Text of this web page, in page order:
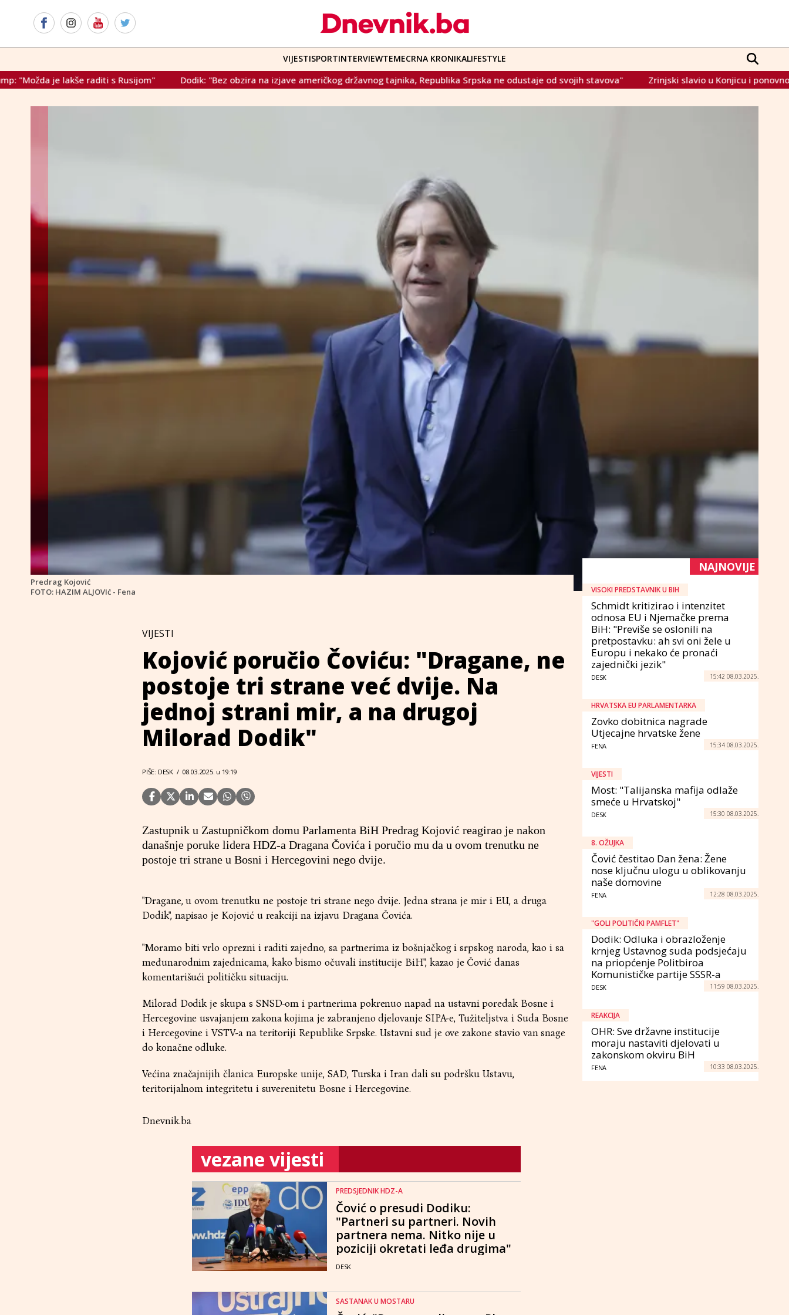
VIJESTISPORTINTERVIEWTEMECRNA KRONIKALIFESTYLE
raditi s Rusijom" Dodik: "Bez obzira na izjave američkog državnog tajnika, Republika Srpska ne odustaje od svojih stavova" Zrinjski slavio u Konjicu i ponovno pobjegao Borcu na
Predrag Kojović
FOTO: HAZIM ALJOVIć - Fena
VIJESTI
Kojović poručio Čoviću: "Dragane, ne
postoje tri strane već dvije. Na
jednoj strani mir, a na drugoj
Milorad Dodik"
PIŠE: DESK / 08.03.2025. u 19:19
Zastupnik u Zastupničkom domu Parlamenta BiH Predrag Kojović reagirao je nakon
današnje poruke lidera HDZ-a Dragana Čovića i poručio mu da u ovom trenutku ne
postoje tri strane u Bosni i Hercegovini nego dvije.
"Dragane, u ovom trenutku ne postoje tri strane nego dvije. Jedna strana je mir i EU, a druga
Dodik", napisao je Kojović u reakciji na izjavu Dragana Čovića.
"Moramo biti vrlo oprezni i raditi zajedno, sa partnerima iz bošnjačkog i srpskog naroda, kao i sa
međunarodnim zajednicama, kako bismo očuvali institucije BiH", kazao je Čović danas
komentarišući političku situaciju.
Milorad Dodik je skupa s SNSD-om i partnerima pokrenuo napad na ustavni poredak Bosne i
Hercegovine usvajanjem zakona kojima je zabranjeno djelovanje SIPA-e, Tužiteljstva i Suda Bosne
i Hercegovine i VSTV-a na teritoriji Republike Srpske. Ustavni sud je ove zakone stavio van snage
do konačne odluke.
Većina značajnijih članica Europske unije, SAD, Turska i Iran dali su podršku Ustavu,
teritorijalnom integritetu i suverenitetu Bosne i Hercegovine.
Dnevnik.ba
vezane vijesti
PREDSJEDNIK HDZ-A
Čović o presudi Dodiku:
"Partneri su partneri. Novih
partnera nema. Nitko nije u
poziciji okretati leđa drugima"
DESK
SASTANAK U MOSTARU
NAJNOVIJE
VISOKI PREDSTAVNIK U BIH
Schmidt kritizirao i intenzitet
odnosa EU i Njemačke prema
BiH: "Previše se oslonili na
pretpostavku: ah svi oni žele u
Europu i nekako će pronaći
zajednički jezik"
DESK 15:42 08.03.2025.
HRVATSKA EU PARLAMENTARKA
Zovko dobitnica nagrade
Utjecajne hrvatske žene
FENA 15:34 08.03.2025.
VIJESTI
Most: "Talijanska mafija odlaže
smeće u Hrvatskoj"
DESK 15:30 08.03.2025.
8. OŽUJKA
Čović čestitao Dan žena: Žene
nose ključnu ulogu u oblikovanju
naše domovine
FENA 12:28 08.03.2025.
"GOLI POLITIČKI PAMFLET"
Dodik: Odluka i obrazloženje
krnjeg Ustavnog suda podsjećaju
na priopćenje Politbiroa
Komunističke partije SSSR-a
DESK 11:59 08.03.2025.
REAKCIJA
OHR: Sve državne institucije
moraju nastaviti djelovati u
zakonskom okviru BiH
FENA 10:33 08.03.2025.